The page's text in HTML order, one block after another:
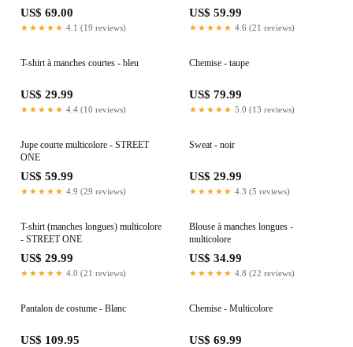
US$ 69.00
★★★★★ 4.1 (19 reviews)
US$ 59.99
★★★★★ 4.6 (21 reviews)
T-shirt à manches courtes - bleu
US$ 29.99
★★★★★ 4.4 (10 reviews)
Chemise - taupe
US$ 79.99
★★★★★ 5.0 (13 reviews)
Jupe courte multicolore - STREET
ONE
US$ 59.99
★★★★★ 4.9 (29 reviews)
Sweat - noir
US$ 29.99
★★★★★ 4.3 (5 reviews)
T-shirt (manches longues) multicolore
- STREET ONE
US$ 29.99
★★★★★ 4.0 (21 reviews)
Blouse à manches longues -
multicolore
US$ 34.99
★★★★★ 4.8 (22 reviews)
Pantalon de costume - Blanc
US$ 109.95
Chemise - Multicolore
US$ 69.99